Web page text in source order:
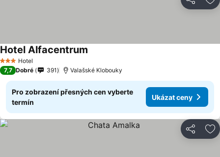
Sdílet
3 Počet hvězdiček
Hotel
Hotel Alfacentrum
7,7 Dobré 391 Valašské Klobouky
Pro zobrazení přesných cen vyberte
termín
Ukázat ceny
Sdílet